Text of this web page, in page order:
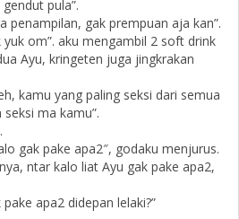
pula”.
penampilan, gak prempuan aja kan”.
om”. aku mengambil 2 soft drink
Ayu, kringeten juga jingkrakan
kamu yang paling seksi dari semua
ma kamu”.
gak pake apa2″, godaku menjurus.
ntar kalo liat Ayu gak pake apa2,
apa2 didepan lelaki?”